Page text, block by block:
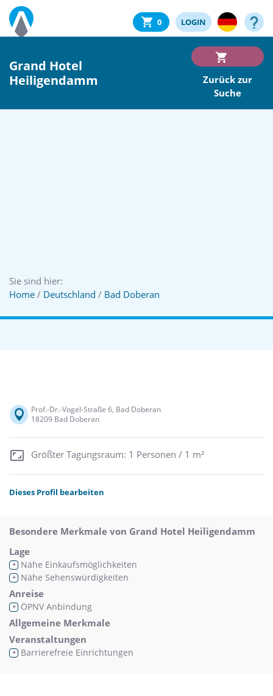
0 LOGIN
Grand Hotel
Heiligendamm
Zurück zur
Suche
Sie sind hier:
Home / Deutschland / Bad Doberan
Prof.-Dr.-Vogel-Straße 6, Bad Doberan
18209 Bad Doberan
Größter Tagungsraum: 1 Personen / 1 m²
Dieses Profil bearbeiten
Besondere Merkmale von Grand Hotel Heiligendamm
Lage
+ Nähe Einkaufsmöglichkeiten
+ Nähe Sehenswürdigkeiten
Anreise
+ ÖPNV Anbindung
Allgemeine Merkmale
Veranstaltungen
+ Barrierefreie Einrichtungen